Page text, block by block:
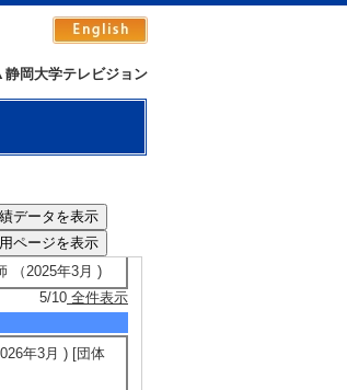
静岡大学テレビジョン
テーター、
（2025年3月 )
5/10 全件表示
年3月 ) [団体